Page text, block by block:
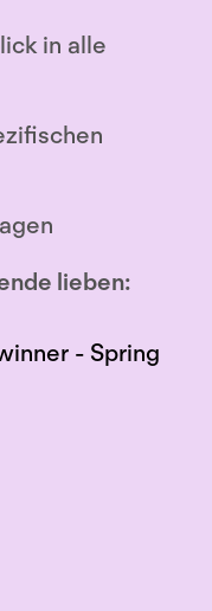
in alle
lieben: